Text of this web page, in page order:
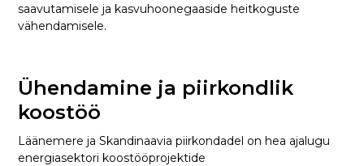
saavutamisele ja kasvuhoonegaaside heitkoguste
vähendamisele.
Ühendamine ja piirkondlik
koostöö
Läänemere ja Skandinaavia piirkondadel on hea ajalugu
energiasektori koostööprojektide